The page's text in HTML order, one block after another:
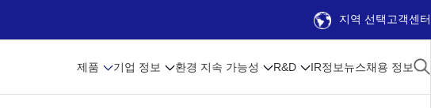
지역 선택고객센터
제품 기업 정보 환경 지속 가능성 R&D IR정보뉴스채용 정보